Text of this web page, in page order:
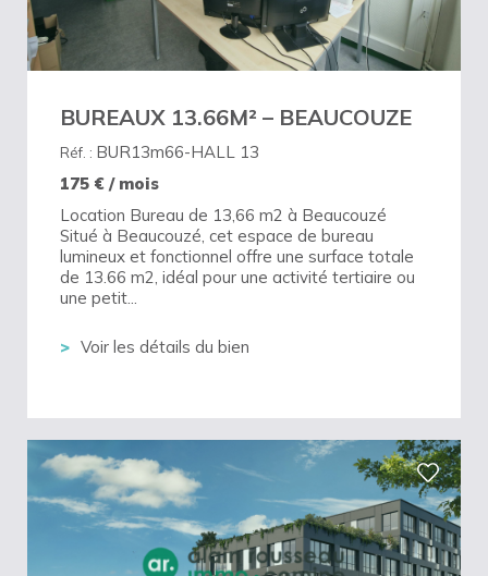
BUREAUX 13.66M² – BEAUCOUZE
Réf. : BUR13m66-HALL 13
175 € / mois
Location Bureau de 13,66 m2 à Beaucouzé
Situé à Beaucouzé, cet espace de bureau
lumineux et fonctionnel offre une surface totale
de 13.66 m2, idéal pour une activité tertiaire ou
une petit...
Voir les détails du bien